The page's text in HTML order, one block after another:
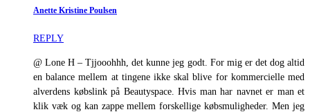
Anette Kristine Poulsen
REPLY
@ Lone H – Tjjooohhh, det kunne jeg godt. For mig er det dog altid
en balance mellem at tingene ikke skal blive for kommercielle med
alverdens købslink på Beautyspace. Hvis man har navnet er man et
klik væk og kan zappe mellem forskellige købsmuligheder. Men jeg